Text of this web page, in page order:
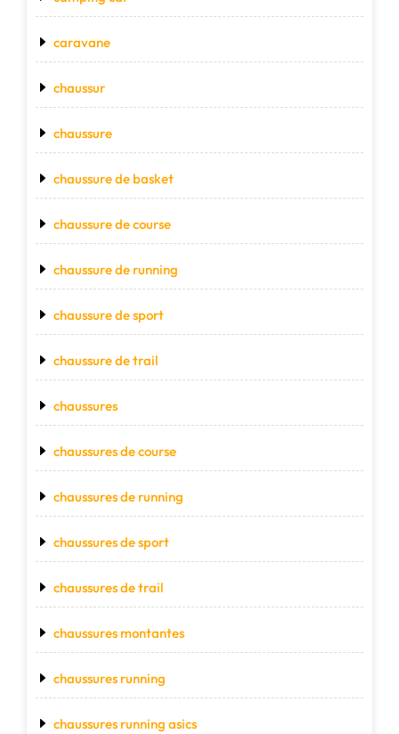
caravane
chaussur
chaussure
chaussure de basket
chaussure de course
chaussure de running
chaussure de sport
chaussure de trail
chaussures
chaussures de course
chaussures de running
chaussures de sport
chaussures de trail
chaussures montantes
chaussures running
chaussures running asics